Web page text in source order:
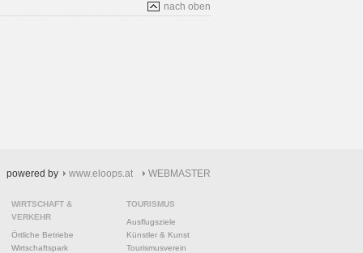
nach oben
powered by www.eloops.at WEBMASTER
WIRTSCHAFT &
VERKEHR
Örtliche Betriebe
Wirtschaftspark
TOURISMUS
Ausflugsziele
Künstler & Kunst
Tourismusverein